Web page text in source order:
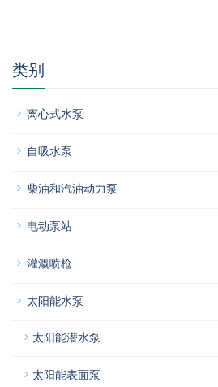
类别
离心式水泵
自吸水泵
柴油和汽油动力泵
电动泵站
灌溉喷枪
太阳能水泵
太阳能潜水泵
太阳能表面泵